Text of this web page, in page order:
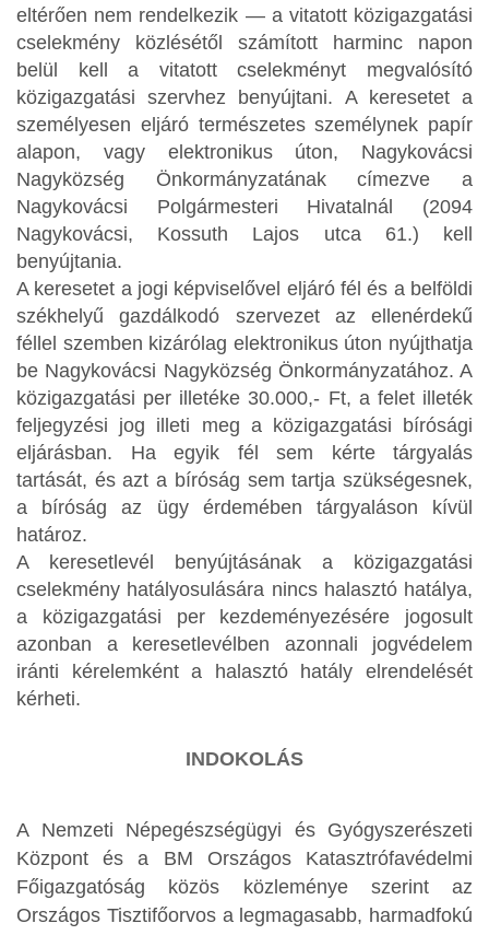
eltérően nem rendelkezik — a vitatott közigazgatási
cselekmény közlésétől számított harminc napon
belül kell a vitatott cselekményt megvalósító
közigazgatási szervhez benyújtani. A keresetet a
személyesen eljáró természetes személynek papír
alapon, vagy elektronikus úton, Nagykovácsi
Nagyközség Önkormányzatának címezve a
Nagykovácsi Polgármesteri Hivatalnál (2094
Nagykovácsi, Kossuth Lajos utca 61.) kell
benyújtania.
A keresetet a jogi képviselővel eljáró fél és a belföldi
székhelyű gazdálkodó szervezet az ellenérdekű
féllel szemben kizárólag elektronikus úton nyújthatja
be Nagykovácsi Nagyközség Önkormányzatához. A
közigazgatási per illetéke 30.000,- Ft, a felet illeték
feljegyzési jog illeti meg a közigazgatási bírósági
eljárásban. Ha egyik fél sem kérte tárgyalás
tartását, és azt a bíróság sem tartja szükségesnek,
a bíróság az ügy érdemében tárgyaláson kívül
határoz.
A keresetlevél benyújtásának a közigazgatási
cselekmény hatályosulására nincs halasztó hatálya,
a közigazgatási per kezdeményezésére jogosult
azonban a keresetlevélben azonnali jogvédelem
iránti kérelemként a halasztó hatály elrendelését
kérheti.
INDOKOLÁS
A Nemzeti Népegészségügyi és Gyógyszerészeti
Központ és a BM Országos Katasztrófavédelmi
Főigazgatóság közös közleménye szerint az
Országos Tisztifőorvos a legmagasabb, harmadfokú